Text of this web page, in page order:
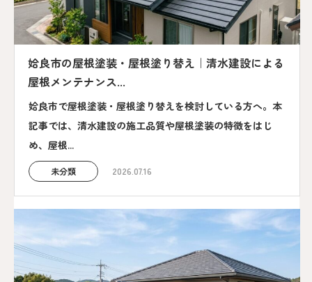
姶良市の屋根塗装・屋根塗り替え｜清水建設による
屋根メンテナンス...
姶良市で屋根塗装・屋根塗り替えを検討している方へ。本
記事では、清水建設の施工品質や屋根塗装の特徴をはじ
め、屋根...
未分類 2026.07.16